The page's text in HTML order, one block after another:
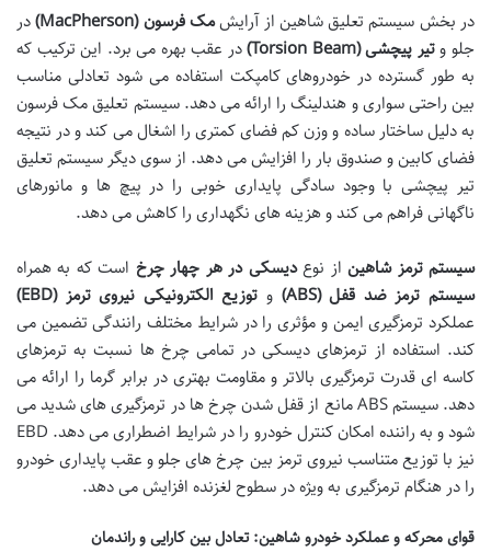
در بخش سیستم تعلیق شاهین از آرایشمک فرسون(MacPherson)
در
جلو وتیر پیچشی(Torsion Beam)
در عقب بهره می برد. این ترکیب که
به طور گسترده در خودروهای کامپکت استفاده می شود تعادلی مناسب
بین راحتی سواری و هندلینگ را ارائه می دهد. سیستم تعلیق مک فرسون
به دلیل ساختار ساده و وزن کم فضای کمتری را اشغال می کند و در نتیجه
فضای کابین و صندوق بار را افزایش می دهد. از سوی دیگر سیستم تعلیق
تیر پیچشی با وجود سادگی پایداری خوبی را در پیچ ها و مانورهای
ناگهانی فراهم می کند و هزینه های نگهداری را کاهش می دهد.
سیستم ترمز شاهیناز نوعدیسکی در هر چهار چرخ است که به همراه
سیستم ترمز ضد قفل(ABS) و توزیع الکترونیکی نیروی ترمز (EBD)
عملکرد ترمزگیری ایمن و مؤثری را در شرایط مختلف رانندگی تضمین می
کند. استفاده از ترمزهای دیسکی در تمامی چرخ ها نسبت به ترمزهای
کاسه ای قدرت ترمزگیری بالاتر و مقاومت بهتری در برابر گرما را ارائه می
دهد. سیستم ABS مانع از قفل شدن چرخ ها در ترمزگیری های شدید می
شود و به راننده امکان کنترل خودرو را در شرایط اضطراری می دهد. EBD
نیز با توزیع متناسب نیروی ترمز بین چرخ های جلو و عقب پایداری خودرو
را در هنگام ترمزگیری به ویژه در سطوح لغزنده افزایش می دهد.
قوای محرکه و عملکرد خودرو شاهین: تعادل بین کارایی و راندمان